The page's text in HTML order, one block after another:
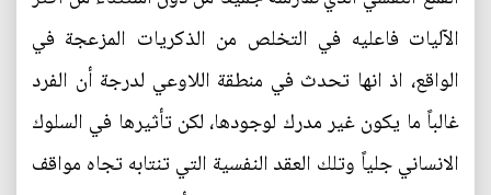
الآليات فاعليه في التخلص من الذكريات المزعجة في
الواقع، اذ انها تحدث في منطقة اللاوعي لدرجة أن الفرد
غالباً ما يكون غير مدرك لوجودها، لكن تأثيرها في السلوك
الانساني جلياً وتلك العقد النفسية التي تنتابه تجاه مواقف